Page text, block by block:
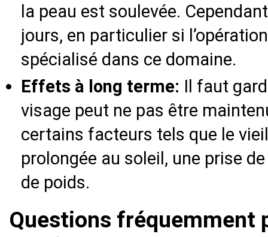
la peau est soulevée.
jours, en particulier si
spécialisé dans ce domaine.
Effets à long terme: Il faut
visage peut ne pas être
certains facteurs tels que le
prolongée au soleil, une prise
de poids.
Questions fréquemment